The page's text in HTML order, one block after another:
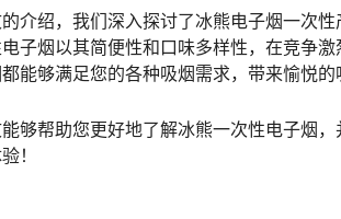
介绍，我们深入探讨了冰熊电子烟一次
子烟以其简便性和口味多样性，在竞争
能够满足您的各种吸烟需求，带来愉悦的
够帮助您更好地了解冰熊一次性电子烟
！